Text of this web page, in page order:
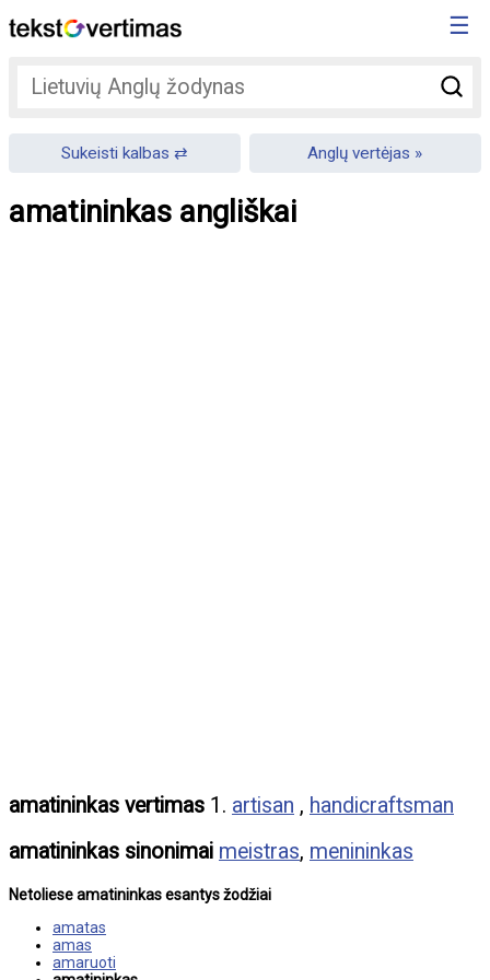
☰
Sukeisti kalbas Anglų vertėjas
amatininkas angliškai
amatininkas vertimas 1. artisan , handicraftsman
amatininkas sinonimai meistras, menininkas
Netoliese amatininkas esantys žodžiai
amatas
amas
amaruoti